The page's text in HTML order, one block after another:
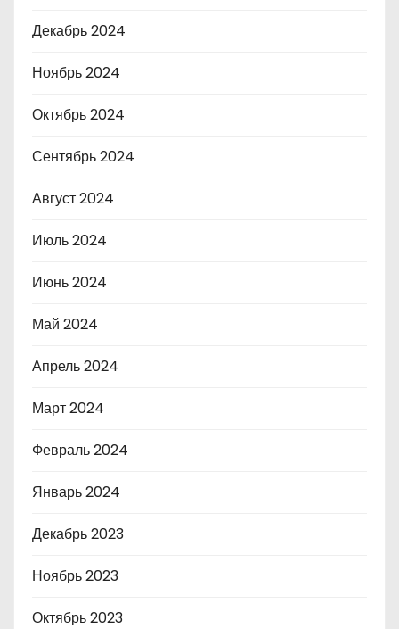
Декабрь 2024
Ноябрь 2024
Октябрь 2024
Сентябрь 2024
Август 2024
Июль 2024
Июнь 2024
Май 2024
Апрель 2024
Март 2024
Февраль 2024
Январь 2024
Декабрь 2023
Ноябрь 2023
Октябрь 2023